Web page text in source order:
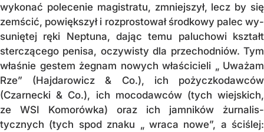
wykonać po­lecenie ma­gi­stra­tu, zmniejszył, lecz by się
zemścić, po­większył i rozprostował środ­ko­wy palec wy­
suniętej ręki Neptuna, dając te­mu pa­lu­chowi kształt
sterczącego penisa, oczy­wis­ty dla przechodniów. Tym
właś­nie ges­tem żegnam nowych właś­ci­cieli „ Uwa­­żam
Rze” (Hajdarowicz & Co.), ich po­­życz­­ko­dawców
(Czarnecki & Co.), ich mo­codawców (tych wiejskich,
ze WSI Ko­mo­rówka) oraz ich jamników żurna­lis­
tycznych (tych spod zna­ku „ wra­ca no­we”, a ściś­lej: